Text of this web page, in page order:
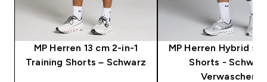
MP Herren 13 cm 2-in-1
Training Shorts – Schwarz
MP Herren Hybrid 5"
Shorts -
Verwaschen